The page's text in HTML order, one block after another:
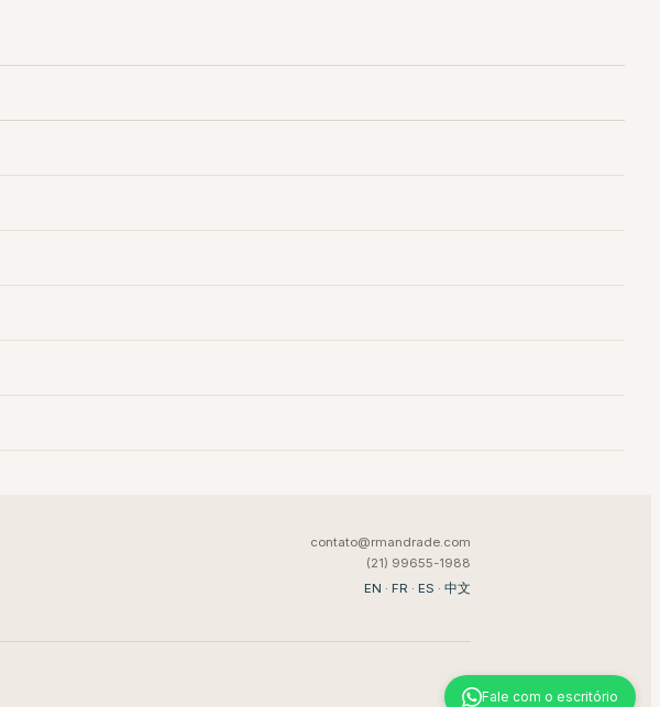
contato@rmandrade.com
(21) 99655-1988
EN · FR · ES · 中文
Fale com o escritório